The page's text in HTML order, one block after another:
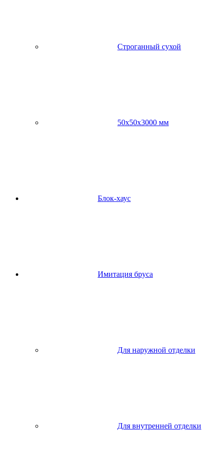
Строганный сухой
50х50х3000 мм
Блок-хаус
Имитация бруса
Для наружной отделки
Для внутренней отделки